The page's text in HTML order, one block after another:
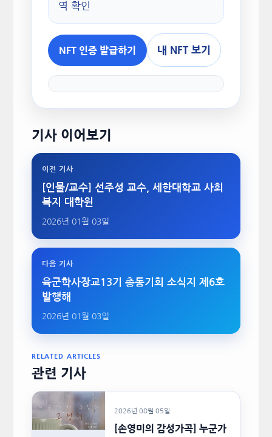
역 확인
NFT 인증 발급하기 내 NFT 보기
기사 이어보기
이전 기사
[인물/교수] 선주성 교수, 세한대학교 사회
복지 대학원
2026년 01월 03일
다음 기사
육군학사장교13기 총동기회 소식지 제6호
발행해
2026년 01월 03일
RELATED ARTICLES
관련 기사
2026년 08월 05일
[손영미의 감성가곡] 누군가